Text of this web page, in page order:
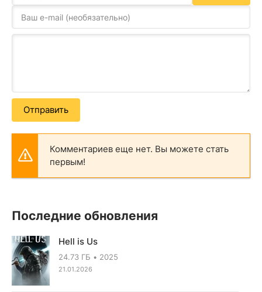
Отправить
Комментариев еще нет. Вы можете стать
первым!
Последние обновления
Hell is Us
24.73 ГБ 2025
21.01.2026